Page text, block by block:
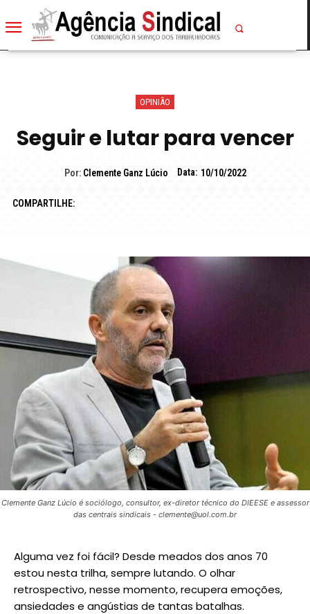
OPINIÃO
Seguir e lutar para vencer
Por: Clemente Ganz Lúcio Data: 10/10/2022
COMPARTILHE:
Clemente Ganz Lúcio é sociólogo, consultor, ex-diretor técnico do DIEESE e assessor
das centrais sindicais - clemente@uol.com.br
Alguma vez foi fácil? Desde meados dos anos 70
estou nesta trilha, sempre lutando. O olhar
retrospectivo, nesse momento, recupera emoções,
ansiedades e angústias de tantas batalhas.